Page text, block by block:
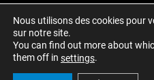
Restez informé des actions et
Nous utilisons des cookies pour
sur notre site.
You can find out more about
them off in settings.